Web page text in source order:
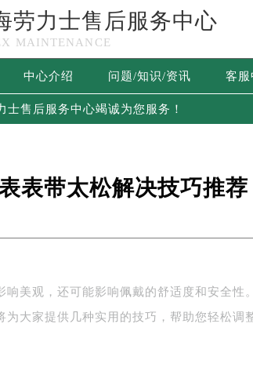
劳力士售后服务中心
MAINTENANCE
中心介绍 问题/知识/资讯 客服
士售后服务中心竭诚为您服务！
表带太松解决技巧推荐
美观，还可能影响佩戴的舒适度和安全性。
为大家提供几种实用的技巧，帮助您轻松调